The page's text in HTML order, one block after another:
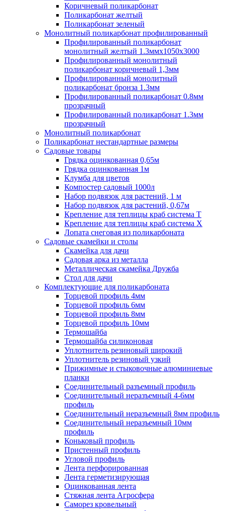
Коричневый поликарбонат
Поликарбонат желтый
Поликарбонат зеленый
Монолитный поликарбонат профилированный
Профилированный поликарбонат
монолитный желтый 1.3ммх1050х3000
Профилированный монолитный
поликарбонат коричневый 1,3мм
Профилированный монолитный
поликарбонат бронза 1.3мм
Профилированный поликарбонат 0.8мм
прозрачный
Профилированный поликарбонат 1.3мм
прозрачный
Монолитный поликарбонат
Поликарбонат нестандартные размеры
Садовые товары
Грядка оцинкованная 0,65м
Грядка оцинкованная 1м
Клумба для цветов
Компостер садовый 1000л
Набор подвязок для растений, 1 м
Набор подвязок для растений, 0,67м
Крепление для теплицы краб система Т
Крепление для теплицы краб система Х
Лопата снеговая из поликарбоната
Садовые скамейки и столы
Скамейка для дачи
Садовая арка из металла
Металлическая скамейка Дружба
Стол для дачи
Комплектующие для поликарбоната
Торцевой профиль 4мм
Торцевой профиль 6мм
Торцевой профиль 8мм
Торцевой профиль 10мм
Термошайба
Термошайба силиконовая
Уплотнитель резиновый широкий
Уплотнитель резиновый узкий
Прижимные и стыковочные алюминиевые
планки
Соединительный разъемный профиль
Соединительный неразъемный 4-6мм
профиль
Соединительный неразъемный 8мм профиль
Соединительный неразъемный 10мм
профиль
Коньковый профиль
Пристенный профиль
Угловой профиль
Лента перфорированная
Лента герметизирующая
Оцинкованная лента
Стяжная лента Агросфера
Саморез кровельный